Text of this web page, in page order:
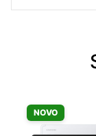
NOVO